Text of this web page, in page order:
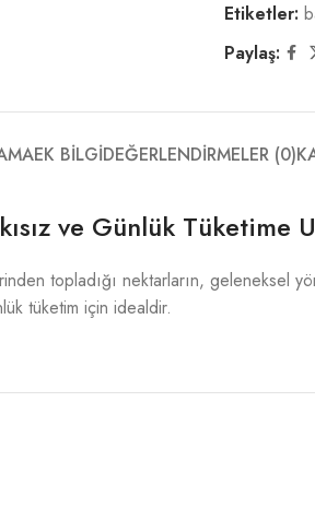
Etiketler:
Paylaş:
EK BILGIDEĞERLENDIRMELER (0)
ve Günlük Tüketime
topladığı nektarların,
tüketim için idealdir.